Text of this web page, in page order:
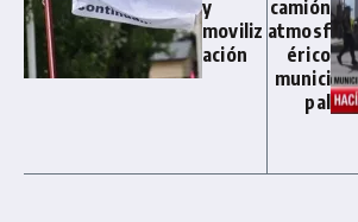
y
moviliz
ación
camión
atmosf
érico
munici
pal